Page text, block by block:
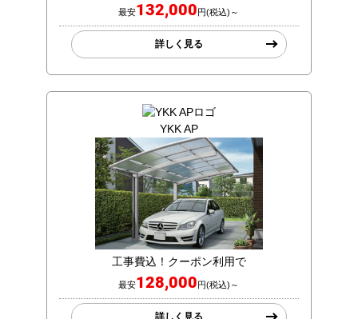
最安132,000円(税込)～
詳しく見る
YKK AP
工事費込！クーポン利用で
最安128,000円(税込)～
詳しく見る